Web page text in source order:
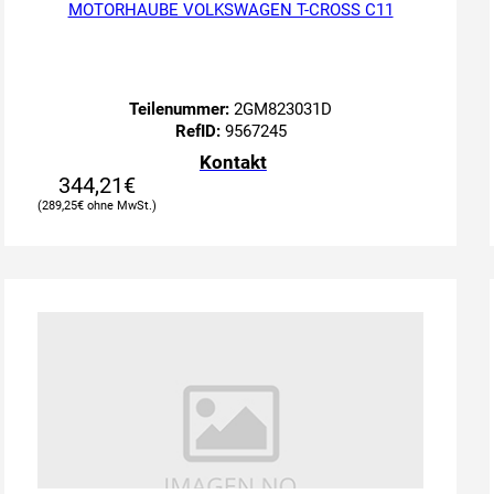
MOTORHAUBE VOLKSWAGEN T-CROSS C11
Teilenummer: 2GM823031D
RefID:9567245
Kontakt
344,21€
289,25€